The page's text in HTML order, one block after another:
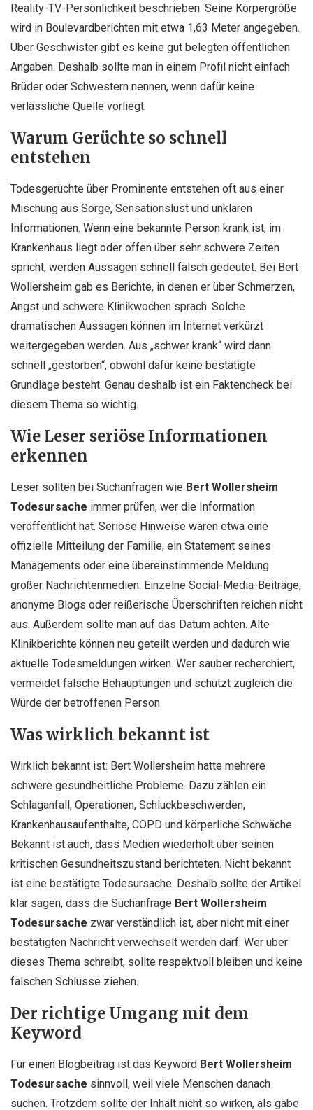
Reality-TV-Persönlichkeit beschrieben. Seine Körpergröße
wird in Boulevardberichten mit etwa 1,63 Meter angegeben.
Über Geschwister gibt es keine gut belegten öffentlichen
Angaben. Deshalb sollte man in einem Profil nicht einfach
Brüder oder Schwestern nennen, wenn dafür keine
verlässliche Quelle vorliegt.
Warum Gerüchte so schnell
entstehen
Todesgerüchte über Prominente entstehen oft aus einer
Mischung aus Sorge, Sensationslust und unklaren
Informationen. Wenn eine bekannte Person krank ist, im
Krankenhaus liegt oder offen über sehr schwere Zeiten
spricht, werden Aussagen schnell falsch gedeutet. Bei Bert
Wollersheim gab es Berichte, in denen er über Schmerzen,
Angst und schwere Klinikwochen sprach. Solche
dramatischen Aussagen können im Internet verkürzt
weitergegeben werden. Aus „schwer krank“ wird dann
schnell „gestorben“, obwohl dafür keine bestätigte
Grundlage besteht. Genau deshalb ist ein Faktencheck bei
diesem Thema so wichtig.
Wie Leser seriöse Informationen
erkennen
Leser sollten bei Suchanfragen wie Bert Wollersheim
Todesursache immer prüfen, wer die Information
veröffentlicht hat. Seriöse Hinweise wären etwa eine
offizielle Mitteilung der Familie, ein Statement seines
Managements oder eine übereinstimmende Meldung
großer Nachrichtenmedien. Einzelne Social-Media-Beiträge,
anonyme Blogs oder reißerische Überschriften reichen nicht
aus. Außerdem sollte man auf das Datum achten. Alte
Klinikberichte können neu geteilt werden und dadurch wie
aktuelle Todesmeldungen wirken. Wer sauber recherchiert,
vermeidet falsche Behauptungen und schützt zugleich die
Würde der betroffenen Person.
Was wirklich bekannt ist
Wirklich bekannt ist: Bert Wollersheim hatte mehrere
schwere gesundheitliche Probleme. Dazu zählen ein
Schlaganfall, Operationen, Schluckbeschwerden,
Krankenhausaufenthalte, COPD und körperliche Schwäche.
Bekannt ist auch, dass Medien wiederholt über seinen
kritischen Gesundheitszustand berichteten. Nicht bekannt
ist eine bestätigte Todesursache. Deshalb sollte der Artikel
klar sagen, dass die Suchanfrage Bert Wollersheim
Todesursache zwar verständlich ist, aber nicht mit einer
bestätigten Nachricht verwechselt werden darf. Wer über
dieses Thema schreibt, sollte respektvoll bleiben und keine
falschen Schlüsse ziehen.
Der richtige Umgang mit dem
Keyword
Für einen Blogbeitrag ist das Keyword Bert Wollersheim
Todesursache sinnvoll, weil viele Menschen danach
suchen. Trotzdem sollte der Inhalt nicht so wirken, als gäbe